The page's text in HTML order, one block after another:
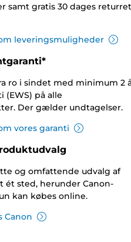
samt gratis 30 dages
leveringsmuligheder
ro i sindet med minimum 2
(EWS) på alle
Der gælder undtagelser.
vores garanti
og omfattende udvalg af
ét sted, herunder Canon-
kan købes online.
Canon